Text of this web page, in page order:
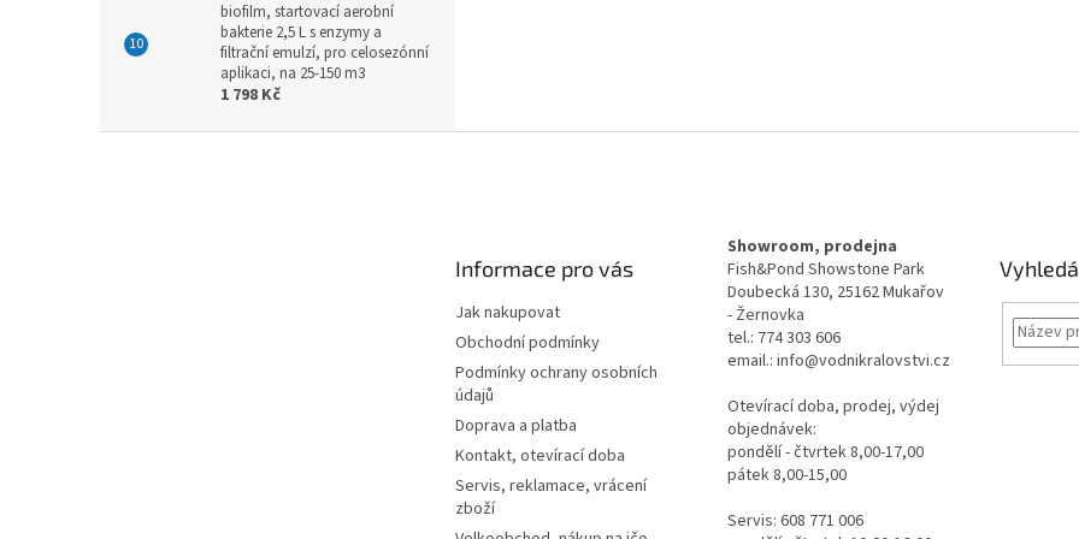
biofilm, startovací aerobní
bakterie 2,5 L s enzymy a
filtrační emulzí, pro celosezónní
aplikaci, na 25-150 m3
1 798 Kč
Informace pro vás
Jak nakupovat
Obchodní podmínky
Podmínky ochrany osobních
údajů
Doprava a platba
Kontakt, otevírací doba
Servis, reklamace, vrácení
zboží
Showroom, prodejna
Fish&Pond Showstone Park
Doubecká 130, 25162 Mukařov
- Žernovka
tel.: 774 303 606
email.: info@vodnikralovstvi.cz
Otevírací doba, prodej, výdej
objednávek:
pondělí - čtvrtek 8,00-17,00
pátek 8,00-15,00
Servis: 608 771 006